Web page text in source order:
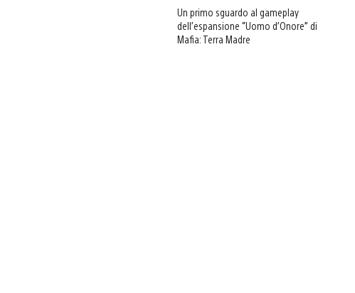
Un primo sguardo al gameplay
dell’espansione “Uomo d’Onore” di
Mafia: Terra Madre